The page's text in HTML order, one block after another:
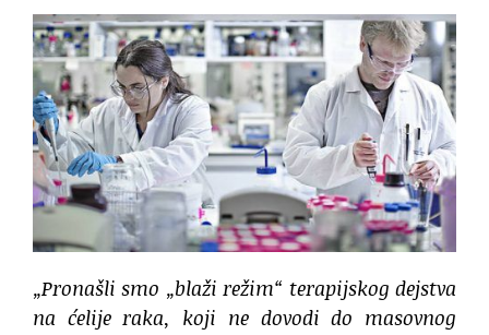
„Pronašli smo „blaži režim“ terapijskog dejstva
na ćelije raka, koji ne dovodi do masovnog